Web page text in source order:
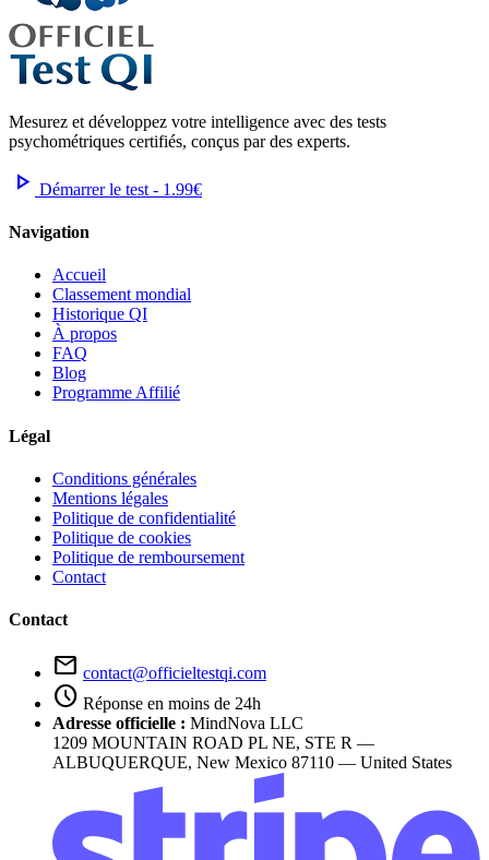
Mesurez et développez votre intelligence avec des tests
psychométriques certifiés, conçus par des experts.
play_arrow Démarrer le test - 1.99€
Navigation
Accueil
Classement mondial
Historique QI
À propos
FAQ
Blog
Programme Affilié
Légal
Conditions générales
Mentions légales
Politique de confidentialité
Politique de cookies
Politique de remboursement
Contact
Contact
mail contact@officieltestqi.com
schedule Réponse en moins de 24h
Adresse officielle : MindNova LLC
1209 MOUNTAIN ROAD PL NE, STE R —
ALBUQUERQUE, New Mexico 87110 — United States